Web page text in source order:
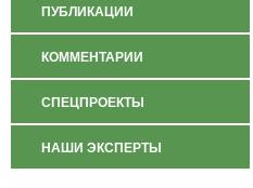
ПУБЛИКАЦИИ
КОММЕНТАРИИ
СПЕЦПРОЕКТЫ
НАШИ ЭКСПЕРТЫ